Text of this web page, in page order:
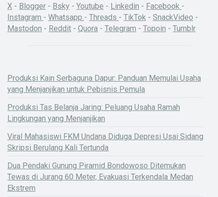
X - Blogger - Bsky - Youtube - Linkedin - Facebook -
Instagram - Whatsapp - Threads - TikTok - SnackVideo -
Mastodon - Reddit - Quora - Telegram - Topoin - Tumblr
Produksi Kain Serbaguna Dapur: Panduan Memulai Usaha
yang Menjanjikan untuk Pebisnis Pemula
Produksi Tas Belanja Jaring: Peluang Usaha Ramah
Lingkungan yang Menjanjikan
Viral Mahasiswi FKM Undana Diduga Depresi Usai Sidang
Skripsi Berulang Kali Tertunda
Dua Pendaki Gunung Piramid Bondowoso Ditemukan
Tewas di Jurang 60 Meter, Evakuasi Terkendala Medan
Ekstrem